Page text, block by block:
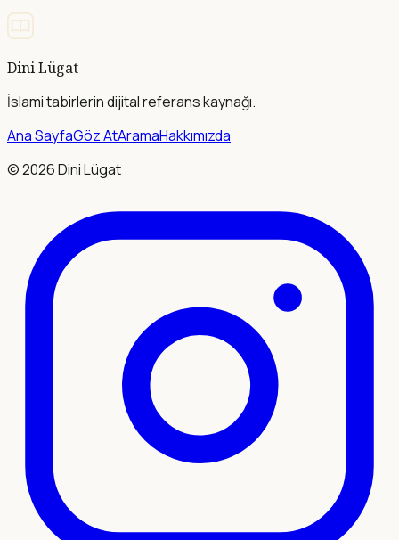
Dini Lügat
İslami tabirlerin dijital referans kaynağı.
Ana SayfaGöz AtAramaHakkımızda
©2026Dini Lügat